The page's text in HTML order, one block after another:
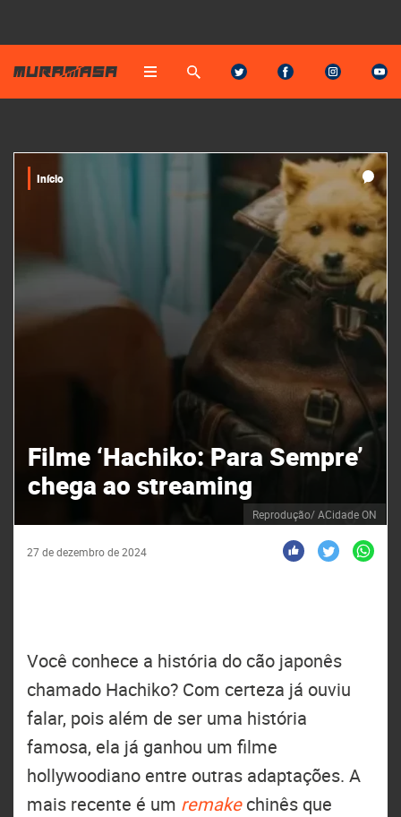
Reprodução/ ACidade ON
Início
Filme ‘Hachiko: Para Sempre’
chega ao streaming
27 de dezembro de 2024
Você conhece a história do cão japonês
chamado Hachiko? Com certeza já ouviu
falar, pois além de ser uma história
famosa, ela já ganhou um filme
hollywoodiano entre outras adaptações. A
mais recente é um remakechinês que